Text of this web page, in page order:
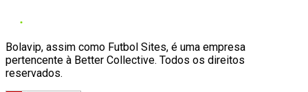
Bolavip, assim como Futbol Sites, é uma empresa
pertencente à Better Collective. Todos os direitos
reservados.